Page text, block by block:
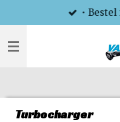
direct
naar
•
Turbocharger